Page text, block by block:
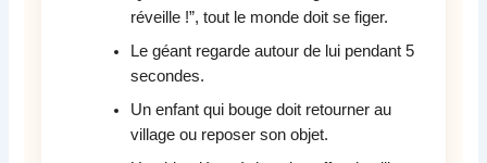
réveille !”, tout le monde doit se figer.
Le géant regarde autour de lui pendant 5
secondes.
Un enfant qui bouge doit retourner au
village ou reposer son objet.